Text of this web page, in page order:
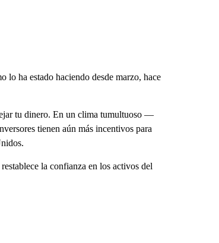
lo ha estado haciendo desde marzo, hace
tu dinero. En un clima tumultuoso —
tienen aún más incentivos para
la confianza en los activos del